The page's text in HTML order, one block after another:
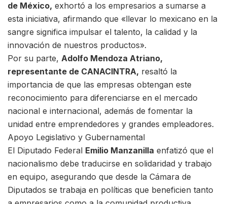
de México, exhortó a los empresarios a sumarse a
esta iniciativa, afirmando que «llevar lo mexicano en la
sangre significa impulsar el talento, la calidad y la
innovación de nuestros productos».
Por su parte, Adolfo Mendoza Atriano,
representante de CANACINTRA, resaltó la
importancia de que las empresas obtengan este
reconocimiento para diferenciarse en el mercado
nacional e internacional, además de fomentar la
unidad entre emprendedores y grandes empleadores.
Apoyo Legislativo y Gubernamental
El Diputado Federal Emilio Manzanilla enfatizó que el
nacionalismo debe traducirse en solidaridad y trabajo
en equipo, asegurando que desde la Cámara de
Diputados se trabaja en políticas que beneficien tanto